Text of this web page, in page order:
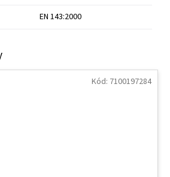
EN 143:2000
Kód: 7100197284